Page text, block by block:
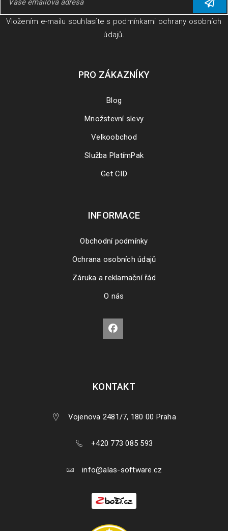
Vložením e-mailu souhlasíte s podmínkami ochrany osobních
údajů.
PRO ZÁKAZNÍKY
Blog
Množstevní slevy
Velkoobchod
Služba PlatímPak
Get CID
INFORMACE
Obchodní podmínky
Ochrana osobních údajů
Záruka a reklamační řád
O nás
KONTAKT
Vojenova 2481/7, 180 00 Praha
+420 773 085 593
info@alas-software.cz